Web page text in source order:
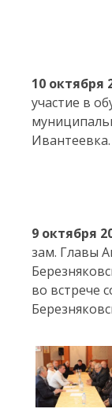
10 октября
участие в
Ивантеевка.
9 октября
зам. Главы
во встрече